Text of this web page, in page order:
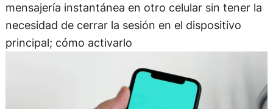
mensajería instantánea en otro celular sin tener la
necesidad de cerrar la sesión en el dispositivo
principal; cómo activarlo